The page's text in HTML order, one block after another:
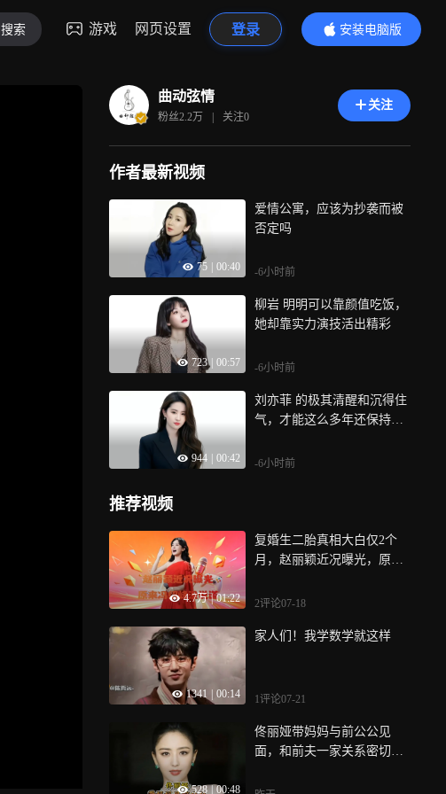
搜索 游戏 网页设置 登录
安装电脑版
内容更精彩
曲动弦情
粉丝2.2万 | 关注0
关注
作者最新视频
75 00:40
爱情公寓，应该为抄袭而被
否定吗
-6小时前
723 00:57
柳岩 明明可以靠颜值吃饭，
她却靠实力演技活出精彩
-6小时前
944 00:42
刘亦菲 的极其清醒和沉得住
气，才能这么多年还保持着
-6小时前
推荐视频
4.7万 | 01:22
复婚生二胎真相大白仅2个
月，赵丽颖近况曝光，原来
2评论07-18
1341 00:14
家人们！我学数学就这样
1评论07-21
528 | 00:48
佟丽娅带妈妈与前公公见
面，和前夫一家关系密切，